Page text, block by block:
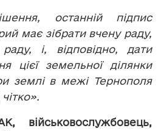
останній підпис
має зібрати вчену раду,
і, відповідно, дати
цієї земельної ділянки
землі в межі Тернополя
військовослужбовець,